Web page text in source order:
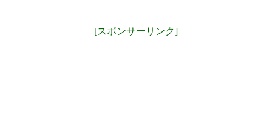
[スポンサーリンク]